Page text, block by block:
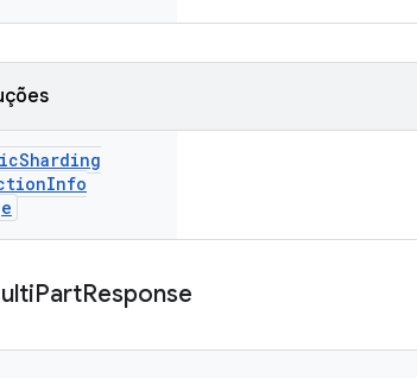
Sharding
Info
PartResponse